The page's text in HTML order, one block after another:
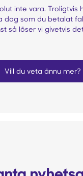
inte vara. Troligtvis
dag som du betalat
så löser vi givetvis
Vill du veta ännu mer?